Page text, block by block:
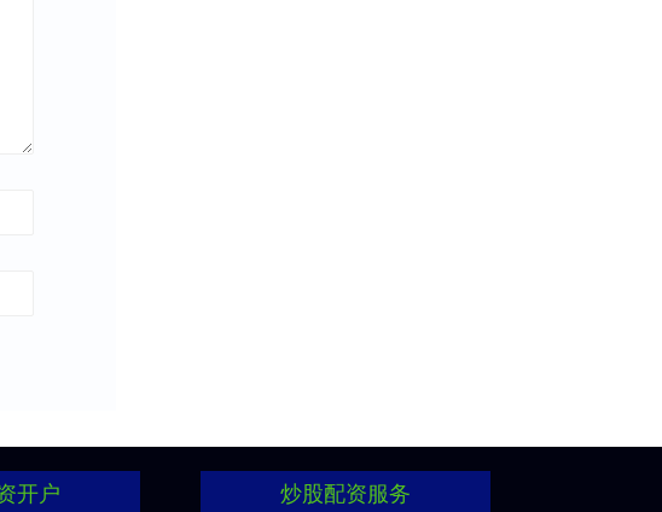
开户 炒股配资服务